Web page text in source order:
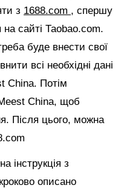
з 1688.com , спершу
сайті Таоbао.com.
буде внести свої
всі необхідні дані
China. Потім
China, щоб
Після цього, можна
інструкція з
описано